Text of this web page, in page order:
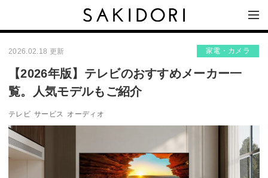
2026.02.18 更新 家電・カメラ
【2026年版】テレビのおすすめメーカー一
覧。人気モデルもご紹介
テレビ サービス オーディオ